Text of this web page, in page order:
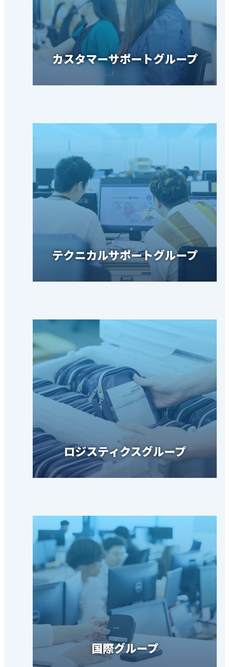
カスタマーサポートグループ
テクニカルサポートグループ
ロジスティクスグループ
国際グループ